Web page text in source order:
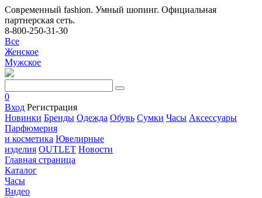
Современный fashion. Умный шопинг. Официальная
партнерская сеть.
8-800-250-31-30
Все
Женское
Мужское
0
Вход Регистрация
Новинки Бренды Одежда Обувь Сумки Часы Аксессуары
Парфюмерия
и косметика Ювелирные
изделия OUTLET Новости
Главная страница
Каталог
Часы
Видео